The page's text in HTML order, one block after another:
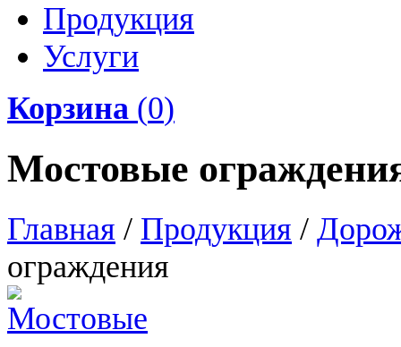
Продукция
Услуги
Корзина (0)
Мостовые
Главная / Продукция /
ограждения